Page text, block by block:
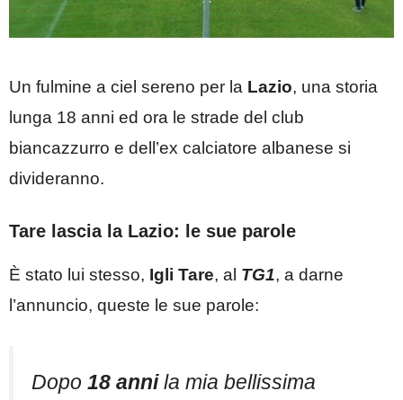
Un fulmine a ciel sereno per la Lazio, una storia
lunga 18 anni ed ora le strade del club
biancazzurro e dell’ex calciatore albanese si
divideranno.
Tare lascia la Lazio: le sue parole
Ѐ stato lui stesso, Igli Tare, al TG1, a darne
l’annuncio, queste le sue parole:
Dopo 18 annila mia bellissima